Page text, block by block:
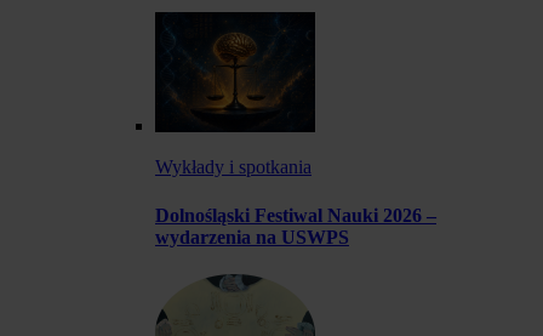
Wykłady i spotkania
Dolnośląski Festiwal Nauki 2026 –
wydarzenia na USWPS